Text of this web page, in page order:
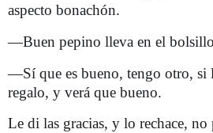
aspecto bonachón.
—Buen pepino lleva en el bolsillo
—Sí que es bueno, tengo otro, si
regalo, y verá que bueno.
Le di las gracias, y lo rechace,